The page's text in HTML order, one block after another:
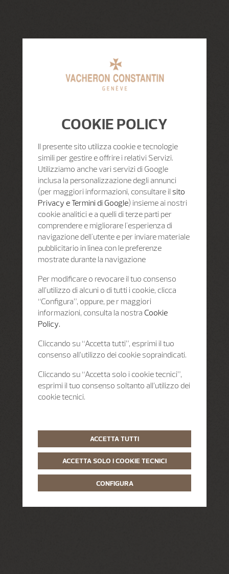
COOKIE POLICY
Il presente sito utilizza cookie e tecnologie
simili per gestire e offrire i relativi Servizi.
Utilizziamo anche vari servizi di Google
inclusa la personalizzazione degli annunci
(per maggiori informazioni, consultare il sito
Privacy e Termini di Google) insieme ai nostri
cookie analitici e a quelli di terze parti per
comprendere e migliorare l'esperienza di
navigazione dell'utente e per inviare materiale
pubblicitario in linea con le preferenze
mostrate durante la navigazione
Per modificare o revocare il tuo consenso
all’utilizzo di alcuni o di tutti i cookie, clicca
“Configura”, oppure, pe r maggiori
informazioni, consulta la nostra Cookie
Policy.
Cliccando su “Accetta tutti”, esprimi il tuo
consenso all’utilizzo dei cookie sopraindicati.
Cliccando su “Accetta solo i cookie tecnici”,
esprimi il tuo consenso soltanto all’utilizzo dei
cookie tecnici.
ACCETTA TUTTI
ACCETTA SOLO I COOKIE TECNICI
CONFIGURA